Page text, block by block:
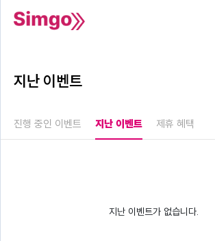
지난 이벤트
진행 중인 이벤트 지난 이벤트 제휴 혜택
지난 이벤트가 없습니다.